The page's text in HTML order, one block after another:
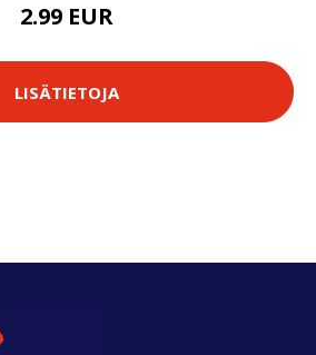
2.99 EUR
LISÄTIETOJA